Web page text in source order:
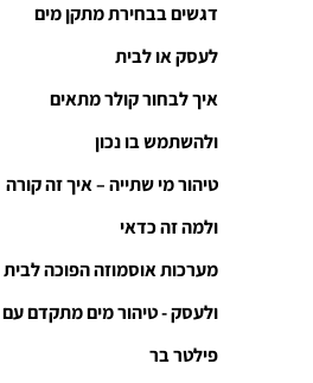
דגשים בבחירת מתקן מים
לעסק או לבית
איך לבחור קולר מתאים
ולהשתמש בו נכון
טיהור מי שתייה – איך זה קורה
ולמה זה כדאי
מערכות אוסמוזה הפוכה לבית
ולעסק - טיהור מים מתקדם עם
פילטר בר